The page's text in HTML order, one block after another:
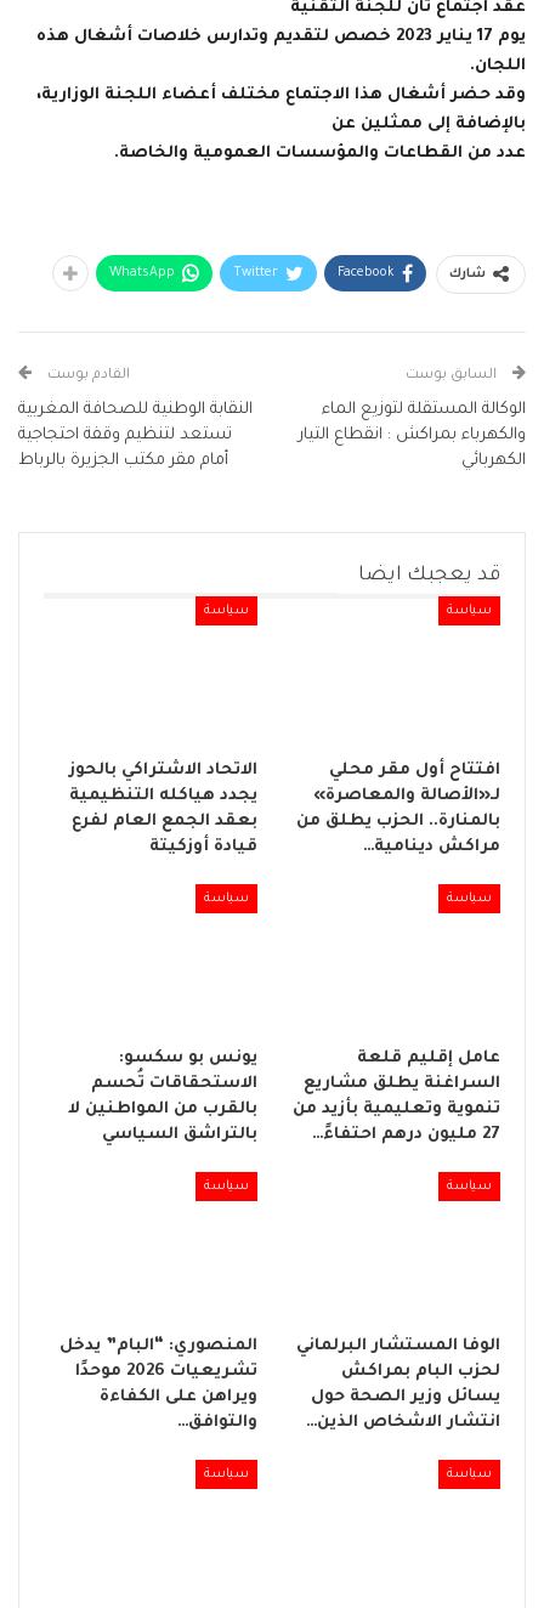
عقد اجتماع ثان للجنة ‏التقنية
يوم 17 ‏يناير 2023 خصص لتقديم وتدارس خلاصات أشغال هذه
اللجان.‏
وقد حضر أشغال هذا الاجتماع مختلف أعضاء اللجنة الوزارية،
بالإضافة إلى ممثلين عن
عدد من القطاعات والمؤسسات العمومية ‏والخاصة‎.‎
شارك Facebook
Twitter
WhatsApp
السابق بوست
الوكالة المستقلة لتوزيع الماء
والكهرباء بمراكش : انقطاع التيار
الكهربائي
القادم بوست
النقابة الوطنية للصحافة المغربية
تستعد لتنظيم وقفة احتجاجية
أمام مقر مكتب الجزيرة بالرباط
قد يعجبك ايضا
سياسة
افتتاح أول مقر محلي
لـ«الأصالة والمعاصرة»
بالمنارة.. الحزب يطلق من
مراكش دينامية…
سياسة
الاتحاد الاشتراكي بالحوز
يجدد هياكله التنظيمية
بعقد الجمع العام لفرع
قيادة أوزكيتة
سياسة
عامل إقليم قلعة
السراغنة يطلق مشاريع
تنموية وتعليمية بأزيد من
27 مليون درهم احتفاءً…
سياسة
يونس بو سكسو:
الاستحقاقات تُحسم
بالقرب من المواطنين لا
بالتراشق السياسي
سياسة
الوفا المستشار البرلماني
لحزب البام بمراكش
يسائل وزير الصحة حول
انتشار الاشخاص الذين…
سياسة
المنصوري: “البام” يدخل
تشريعيات 2026 موحدًا
ويراهن على الكفاءة
والتوافق…
سياسة سياسة